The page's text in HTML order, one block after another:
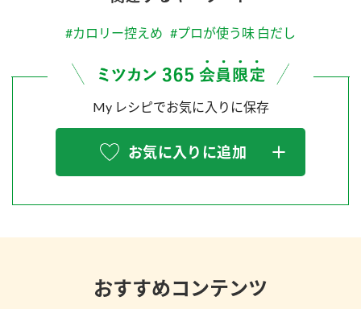
#カロリー控えめ #プロが使う味 白だし
My レシピでお気に入りに保存
お気に入りに追加
おすすめコンテンツ